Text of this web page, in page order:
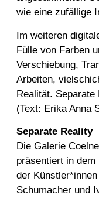
wie eine zufällige
Im weiteren
Fülle von Farben
Verschiebung,
Arbeiten,
Realität. Sepa­rate
(Text: Erika Anna
Separate Reality
Die Galerie
präsentiert in dem
der
Schumacher und